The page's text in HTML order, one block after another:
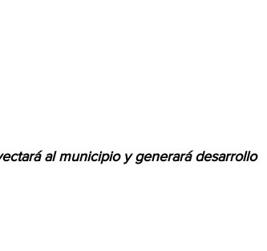
al municipio y generará desarrollo